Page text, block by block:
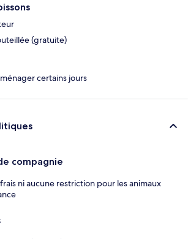
(gratuite)
certains jours
compagnie
ni aucune restriction pour les animaux